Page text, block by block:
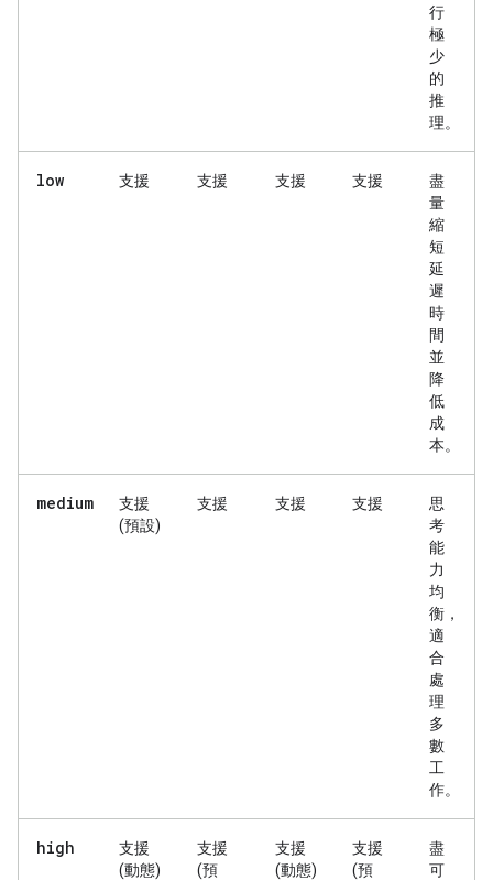
行
極
少
的
推
理。
low 支援 支援 支援 支援
盡
量
縮
短
延
遲
時
間
並
降
低
成
本。
medium
支援
(預設)
支援 支援 支援
思
考
能
力
均
衡，
適
合
處
理
多
數
工
作。
high
支援
(動態)
支援
(預
支援
(動態)
支援
(預
盡
可